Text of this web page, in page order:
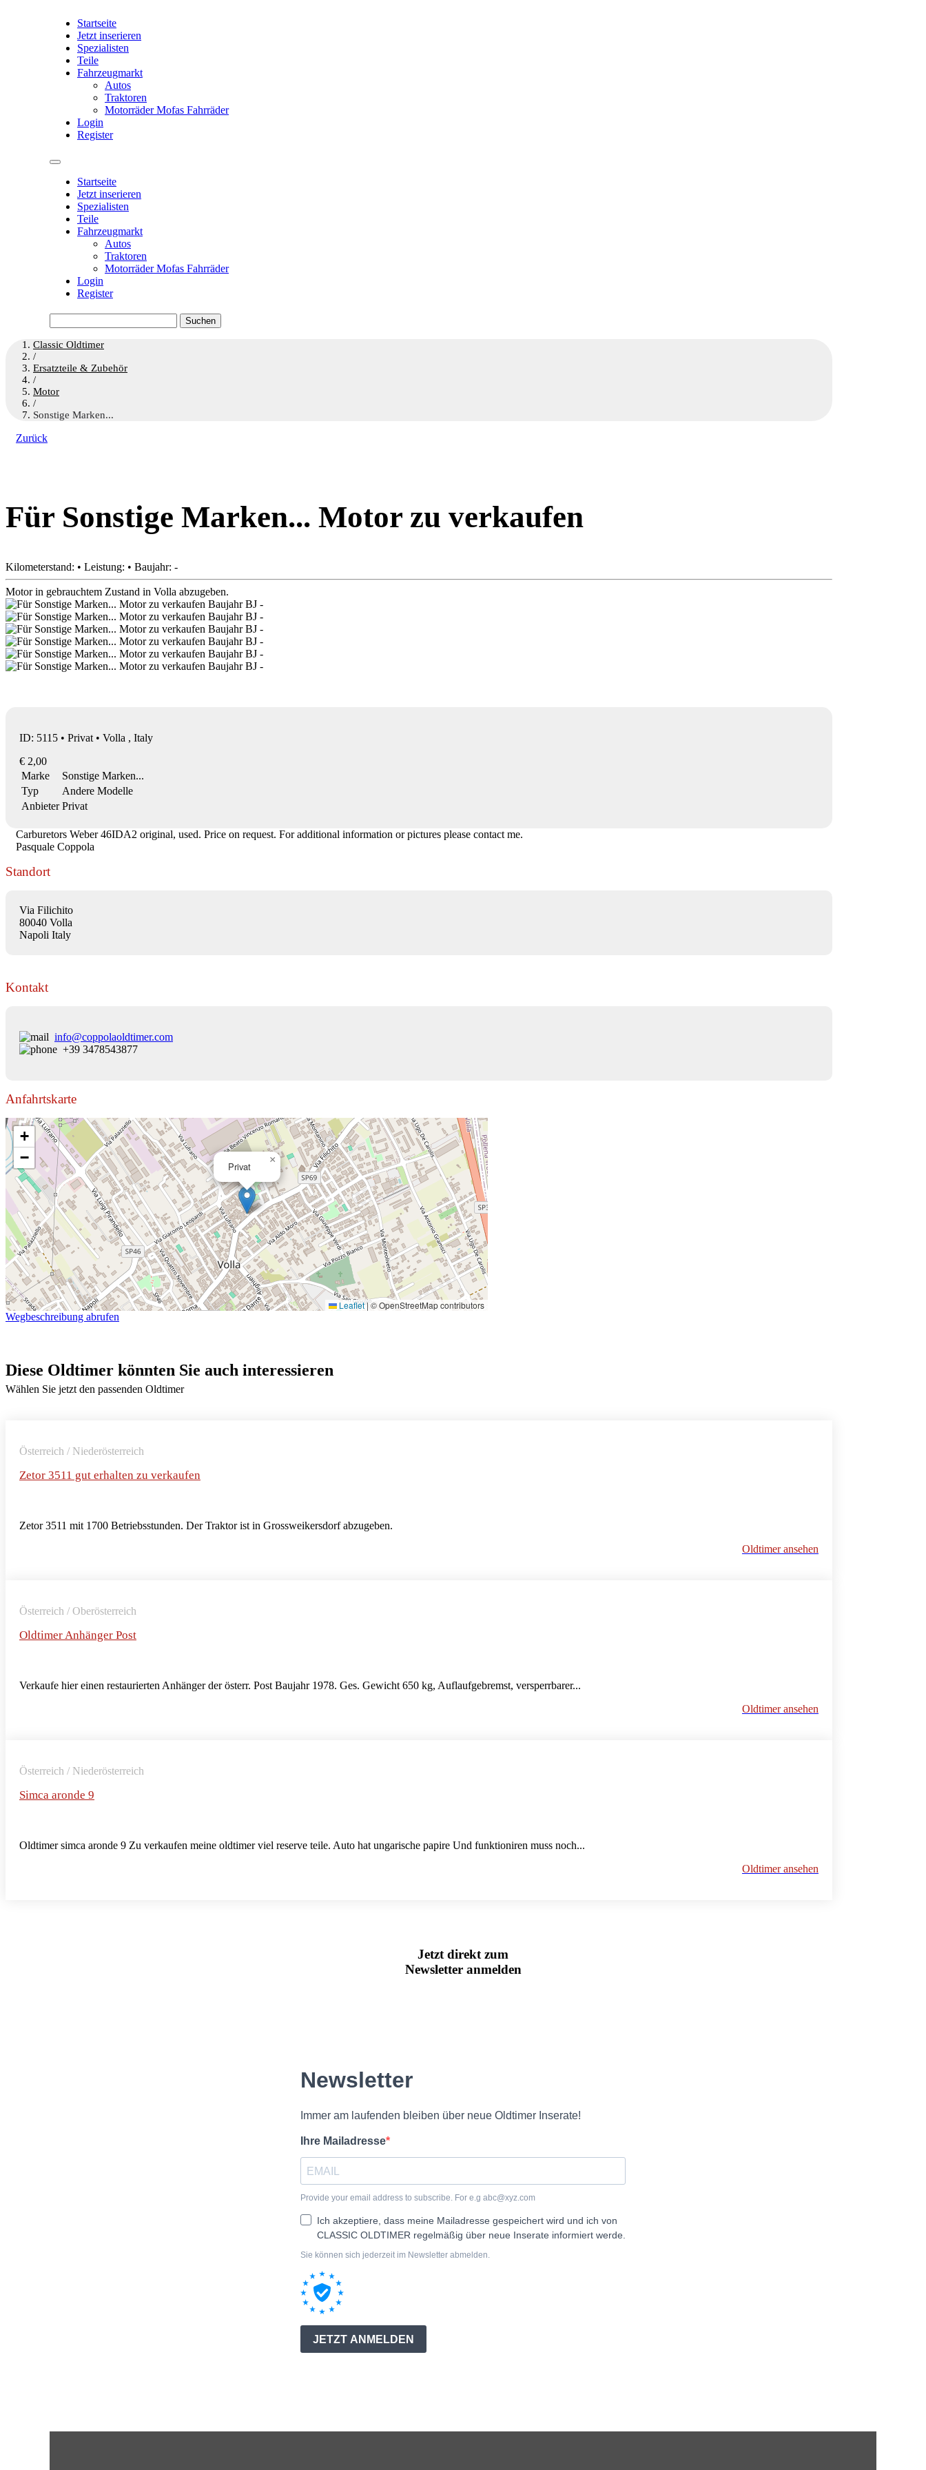
Startseite
Jetzt inserieren
Spezialisten
Teile
Fahrzeugmarkt
Autos
Traktoren
Motorräder Mofas Fahrräder
Login
Register
Startseite
Jetzt inserieren
Spezialisten
Teile
Fahrzeugmarkt
Autos
Traktoren
Motorräder Mofas Fahrräder
Login
Register
nach:
Classic Oldtimer
/
Ersatzteile & Zubehör
/
Motor
/
Sonstige Marken...
Zurück
Für Sonstige Marken... Motor zu verkaufen
Kilometerstand: • Leistung: • Baujahr: -
Motor in gebrauchtem Zustand in Volla abzugeben.
ID: 5115 • Privat • Volla , Italy
€ 2,00
Marke
Sonstige Marken...
Typ
Andere Modelle
Anbieter Privat
Carburetors Weber 46IDA2 original, used. Price on request. For additional information or pictures please contact me.
Pasquale Coppola
Standort
Via Filichito
80040 Volla
Napoli Italy
Kontakt
info@coppolaoldtimer.com
+39 3478543877
Anfahrtskarte
Privat
×
+
−
Leaflet |© OpenStreetMap contributors
Wegbeschreibung abrufen
Diese Oldtimer könnten Sie auch interessieren
Wählen Sie jetzt den passenden Oldtimer
Österreich / Niederösterreich
Zetor 3511 gut erhalten zu verkaufen
Zetor 3511 mit 1700 Betriebsstunden. Der Traktor ist in Grossweikersdorf abzugeben.
Oldtimer ansehen
Österreich / Oberösterreich
Oldtimer Anhänger Post
Verkaufe hier einen restaurierten Anhänger der österr. Post Baujahr 1978. Ges. Gewicht 650 kg, Auflaufgebremst, versperrbarer...
Oldtimer ansehen
Österreich / Niederösterreich
Simca aronde 9
Oldtimer simca aronde 9 Zu verkaufen meine oldtimer viel reserve teile. Auto hat ungarische papire Und funktioniren muss noch...
Oldtimer ansehen
Jetzt direkt zum
Newsletter anmelden